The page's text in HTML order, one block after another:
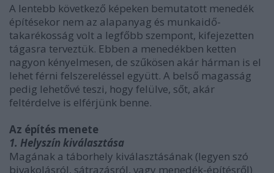
A lentebb következő képeken bemutatott menedék
építésekor nem az alapanyag és munkaidő-
takarékosság volt a legfőbb szempont, kifejezetten
tágasra terveztük. Ebben a menedékben ketten
nagyon kényelmesen, de szűkösen akár hárman is el
lehet férni felszereléssel együtt. A belső magasság
pedig lehetővé teszi, hogy felülve, sőt, akár
feltérdelve is elférjünk benne.
Az építés menete
1. Helyszín kiválasztása
Magának a táborhely kiválasztásának (legyen szó
bivakolásról, sátrazásról, vagy menedék-építésről)